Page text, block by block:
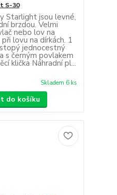
S-30
Starlight jsou levné,
brzdou. Velmi
nebo lov na
lovu na dírkách. 1
jednocestný
s černým povlakem
klička Náhradní pl...
Skladem 6 ks
do košíku